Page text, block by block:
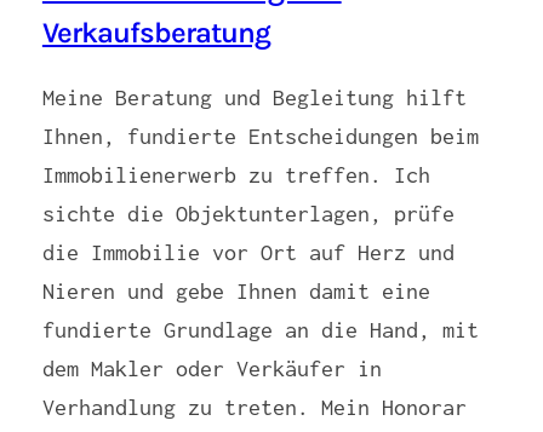
Verkaufsberatung
Meine Beratung und Begleitung hilft
Ihnen, fundierte Entscheidungen beim
Immobilienerwerb zu treffen. Ich
sichte die Objektunterlagen, prüfe
die Immobilie vor Ort auf Herz und
Nieren und gebe Ihnen damit eine
fundierte Grundlage an die Hand, mit
dem Makler oder Verkäufer in
Verhandlung zu treten. Mein Honorar